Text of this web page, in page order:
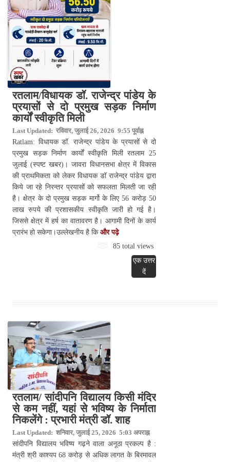
रतलाम/विधायक डॉ. राजेन्द्र पांडेय के
प्रयासों से दो प्रमुख सड़क निर्माण
कार्यों स्वीकृति मिली
Last Updated: रविवार, जुलाई 26, 2026 9:55 पूर्वाह्न
Ratlam: विधायक डॉ. राजेन्द्र पांडेय के प्रयासों से दो
प्रमुख सड़क निर्माण कार्यों स्वीकृति मिली रतलाम 25
जुलाई (स्पष्ट खबर)। जावरा विधानसभा क्षेत्र में विकास
की प्राथमिकता को लेकर विधायक डॉ राजेन्द्र पांडेय द्वारा
किये जा रहे निरन्तर प्रयासों को सफलता मिलती जा रही
है। क्षेत्र के दो प्रमुख सड़क मार्गो के लिए 56 करोड़ 50
लाख रुपये की प्रशासकीय स्वीकृति जारी हो गई है।
जिससे क्षेत्र में हर्ष का वातावरण है। आगामी दिनों के कार्य
प्रारंभ हो सकेगा।उल्लेखनीय है कि और पढ़े
85 total views
एक उत्तर
दें
रतलाम/ सांदीपनि विद्यालय किसी मंदिर
से कम नहीं, यहां से भविष्य के निर्माता
निकलेंगे : प्रभारी मंत्री डॉ. शाह
Last Updated: शनिवार, जुलाई 25, 2026 5:03 अपराह्न
सांदीपनि विद्यालय भविष्य गढ़ने वाला अनूठा प्रकल्प है :
मंत्री श्री काश्यप 68 करोड़ से अधिक लागत के बिरमावल